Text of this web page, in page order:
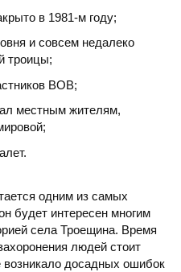
в 1981-м году;
и совсем недалеко
троицы;
ВОВ;
местным жителям,
одним из самых
будет интересен многим
села Троещина. Время
людей стоит
досадных ошибок